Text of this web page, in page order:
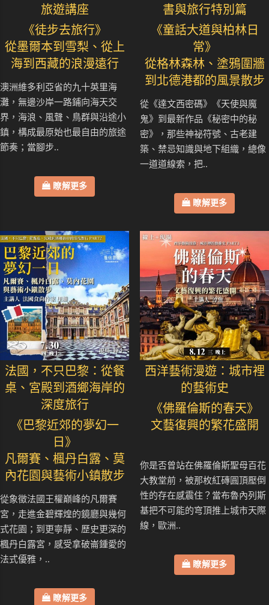
旅遊講座
《徒步去旅行》
從墨爾本到雪梨、從上
海到西藏的浪漫遠行
澳洲維多利亞省的九十英里海
灘，無邊沙岸一路鋪向海天交
界，海浪、風聲、鳥群與沿途小
鎮，構成最原始也最自由的旅途
節奏；當腳步..
瞭解更多
書與旅行特別篇
《童話大道與柏林日
常》
從格林森林、塗鴉圍牆
到北德港都的風景散步
從《達文西密碼》《天使與魔
鬼》到最新作品《秘密中的秘
密》，那些神祕符號、古老建
築、禁忌知識與地下組織，總像
一道道線索，把..
瞭解更多
法國，不只巴黎：從餐
桌、宮殿到酒鄉海岸的
深度旅行
《巴黎近郊的夢幻一
日》
凡爾賽、楓丹白露、莫
內花園與藝術小鎮散步
從象徵法國王權巔峰的凡爾賽
宮，走進金碧輝煌的鏡廳與幾何
式花園；到更寧靜、歷史更深的
楓丹白露宮，感受拿破崙鍾愛的
法式優雅，..
瞭解更多
西洋藝術漫遊：城市裡
的藝術史
《佛羅倫斯的春天》
文藝復興的繁花盛開
你是否曾站在佛羅倫斯聖母百花
大教堂前，被那枚紅磚圓頂壓倒
性的存在感震住？當布魯內列斯
基把不可能的穹頂推上城市天際
線，歐洲..
瞭解更多